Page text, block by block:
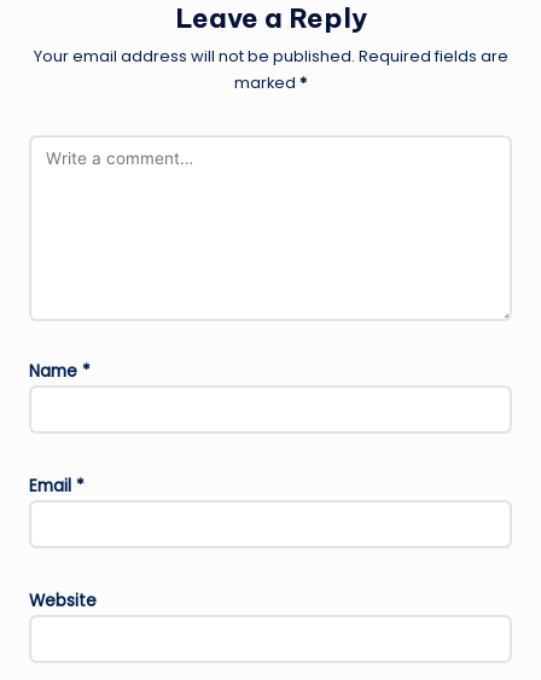
Leave a Reply
Your email address will not be published. Required fields are
marked *
Name *
Email *
Website